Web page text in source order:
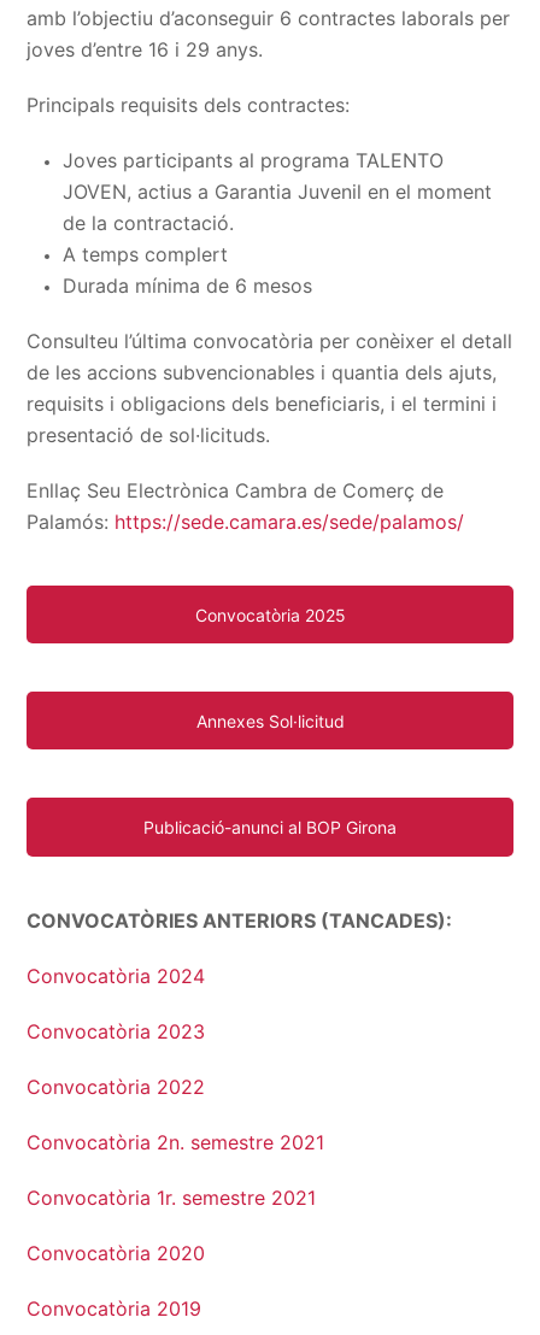
amb l’objectiu d’aconseguir 6 contractes laborals per
joves d’entre 16 i 29 anys.
Principals requisits dels contractes:
Joves participants al programa TALENTO
JOVEN, actius a Garantia Juvenil en el moment
de la contractació.
A temps complert
Durada mínima de 6 mesos
Consulteu l’última convocatòria per conèixer el detall
de les accions subvencionables i quantia dels ajuts,
requisits i obligacions dels beneficiaris, i el termini i
presentació de sol·licituds.
Enllaç Seu Electrònica Cambra de Comerç de
Palamós: https://sede.camara.es/sede/palamos/
Convocatòria 2025
Annexes Sol·licitud
Publicació-anunci al BOP Girona
CONVOCATÒRIES ANTERIORS (TANCADES):
Convocatòria 2024
Convocatòria 2023
Convocatòria 2022
Convocatòria 2n. semestre 2021
Convocatòria 1r. semestre 2021
Convocatòria 2020
Convocatòria 2019